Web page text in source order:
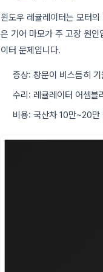
윈도우 레귤레이터는 모터
은 기어 마모가 주 고장 원인
이터 문제입니다.
증상: 창문이 비스듬히
수리: 레귤레이터 어셈블
비용: 국산차 10만~20